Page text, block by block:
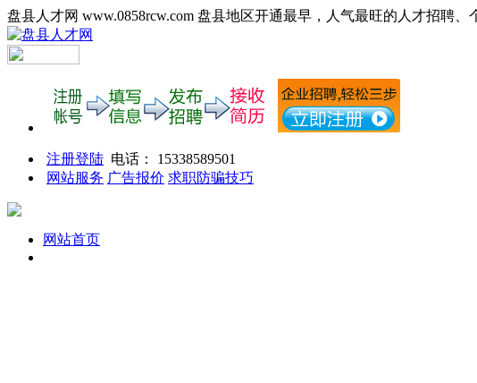
盘县人才网 www.0858rcw.com 盘县地区开通最早，人气最旺的人才招聘、
注册登陆 电话： 15338589501
网站服务 广告报价 求职防骗技巧
网站首页